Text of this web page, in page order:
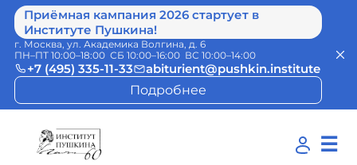
Приёмная кампания 2026 стартует в
Институте Пушкина!
г. Москва, ул. Академика Волгина, д. 6
ПН–ПТ 10:00–18:00 СБ 10:00–16:00 ВС 10:00–14:00
+7 (495) 335-11-33
abiturient@pushkin.institute
Подробнее
☰